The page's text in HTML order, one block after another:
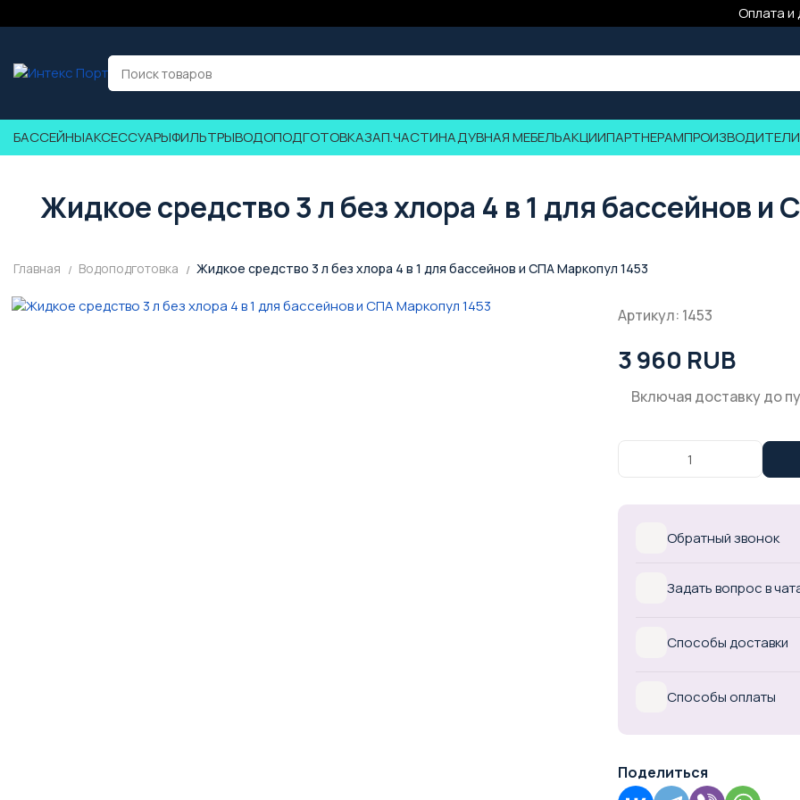
Оплата и
БАССЕЙНЫАКСЕССУАРЫФИЛЬТРЫВОДОПОДГОТОВКАЗАП.ЧАСТИНАДУВНАЯ МЕБЕЛЬАКЦИИПАРТНЕРАМПРОИЗВОДИТЕЛИ
Жидкое средство 3 л без хлора 4 в 1 для бассейнов и
Главная Водоподготовка Жидкое средство 3 л без хлора 4 в 1 для бассейнов и СПА Маркопул 1453
Артикул: 1453
3 960 RUB
Включая доставку до
Обратный звонок
Задать вопрос в
Способы доставки
Способы оплаты
Поделиться